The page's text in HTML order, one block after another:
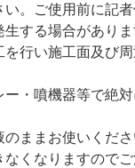
。ご使用前に記
する場合があり
を行い施工面及び
・噴機器等で絶
ままお使いくだ
くなりますのでご